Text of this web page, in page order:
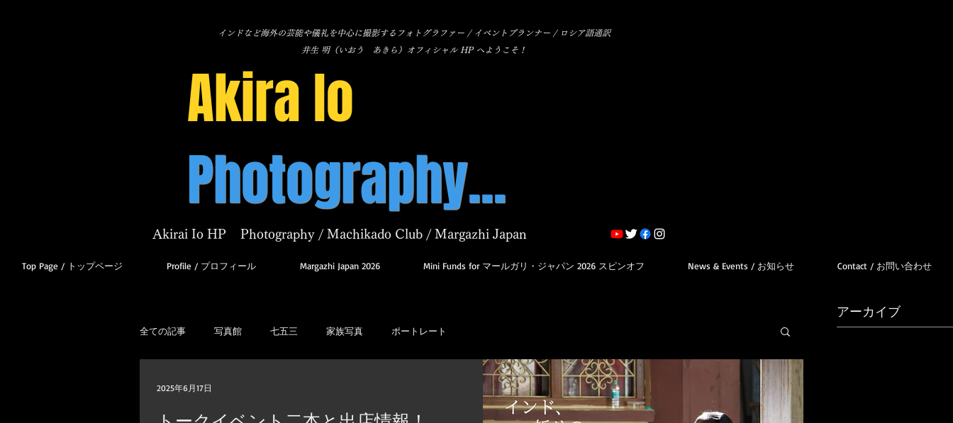
インドなど海外の芸能や儀礼を中心に撮影するフォトグラファー / イベントプランナー / ロシア語通訳
​井生 明（いおう あきら）オフィシャル HP へようこそ！
Akira Io
Photography...
Akirai Io HP Photography / Machikado Club / Margazhi Japan
Top Page / トップページ Profile / プロフィール Margazhi Japan 2026 Mini Funds for マールガリ・ジャパン 2026 スピンオフ News & Events / お知らせ Contact / お問い合わせ
全ての記事 写真館 七五三 家族写真 ポートレート
2025年6月17日
アーカイブ